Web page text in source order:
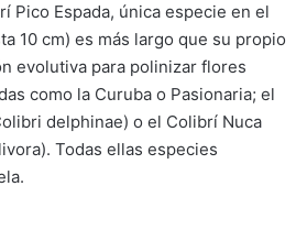
Pico Espada, única especie en el
10 cm) es más largo que su propio
evolutiva para polinizar flores
como la Curuba o Pasionaria; el
delphinae) o el Colibrí Nuca
Todas ellas especies